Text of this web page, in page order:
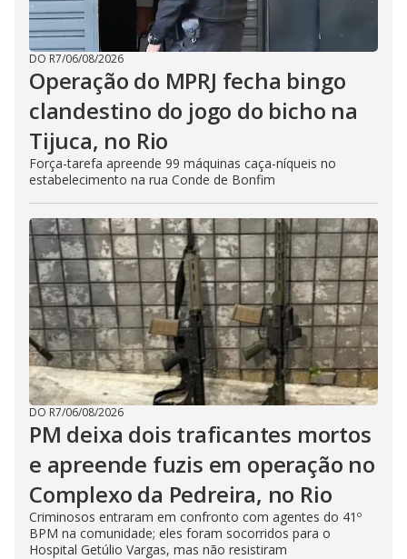
DO R7/06/08/2026
Operação do MPRJ fecha bingo
clandestino do jogo do bicho na
Tijuca, no Rio
Força-tarefa apreende 99 máquinas caça-níqueis no
estabelecimento na rua Conde de Bonfim
DO R7/06/08/2026
PM deixa dois traficantes mortos
e apreende fuzis em operação no
Complexo da Pedreira, no Rio
Criminosos entraram em confronto com agentes do 41º
BPM na comunidade; eles foram socorridos para o
Hospital Getúlio Vargas, mas não resistiram